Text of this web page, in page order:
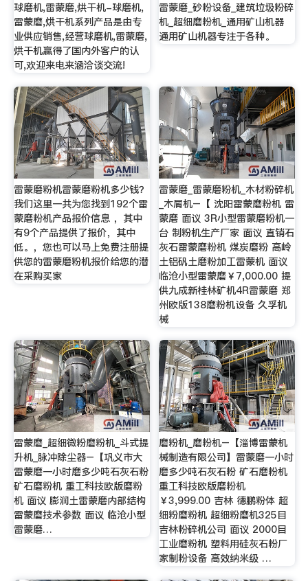
球磨机,雷蒙磨,烘干机-球磨机,
雷蒙磨,烘干机系列产品是由专
业供应销售,经营球磨机,雷蒙磨,
烘干机赢得了国内外客户的认
可,欢迎来电来涵洽谈交流!
雷蒙磨_砂粉设备_建筑垃圾粉碎
机_超细磨粉机_通用矿山机器
通用矿山机器专注于各种。
雷蒙磨粉机雷蒙磨粉机多少钱？
我们这里一共为您找到192个雷
蒙磨粉机产品报价信息 ，其中
有9个产品提供了报价，其中
低。，您也可以马上免费注册提
供您的雷蒙磨粉机报价给您的潜
在采购买家
雷蒙磨_雷蒙磨粉机_木材粉碎机
_木屑机–【 沈阳雷蒙磨粉机 雷
蒙磨 面议 3R小型雷蒙磨粉机一
台 制粉机生产厂家 面议 直销石
灰石雷蒙磨粉机 煤炭磨粉 高岭
土铝矾土磨粉加工雷蒙机 面议
临沧小型雷蒙磨￥7,000.00 提
供九成新桂林矿机4R雷蒙磨 郑
州欧版138磨粉机设备 久孚机
械
雷蒙磨_超细微粉磨粉机_斗式提
升机_脉冲除尘器–【巩义市大
雷蒙磨一小时磨多少吨石灰石粉
矿石磨粉机 重工科技欧版磨粉
机 面议 膨润土雷蒙磨内部结构
雷蒙磨技术参数 面议 临沧小型
雷蒙磨…
磨粉机_磨粉机–【淄博雷蒙机
械制造有限公司】雷蒙磨一小时
磨多少吨石灰石粉 矿石磨粉机
重工科技欧版磨粉机
￥3,999.00 吉林 德鹏粉体 超
细粉磨粉机 超细粉磨机325目
吉林粉碎机公司 面议 2000目
工业磨粉机 塑料用硅灰石粉厂
家制粉设备 高效纳米级 …